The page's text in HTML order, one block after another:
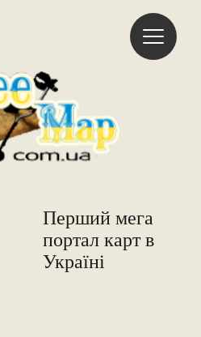
Freemap
Перший мега
портал карт в
Україні